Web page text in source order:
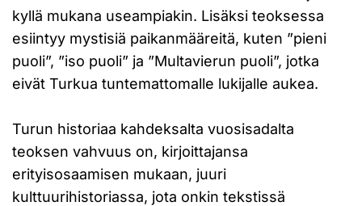
kyllä mukana useampiakin. Lisäksi teoksessa
esiintyy mystisiä paikanmääreitä, kuten ”pieni
puoli”, ”iso puoli” ja ”Multavierun puoli”, jotka
eivät Turkua tuntemattomalle lukijalle aukea.
Turun historiaa kahdeksalta vuosisadalta
teoksen vahvuus on, kirjoittajansa
erityisosaamisen mukaan, juuri
kulttuurihistoriassa, jota onkin tekstissä